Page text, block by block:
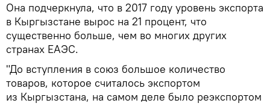
Она подчеркнула, что в 2017 году уровень экспорта
в Кыргызстане вырос на 21 процент, что
существенно больше, чем во многих других
странах ЕАЭС.
"До вступления в союз большое количество
товаров, которое считалось экспортом
из Кыргызстана, на самом деле было реэкспортом